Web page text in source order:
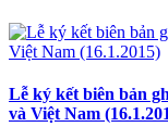
Lễ ký kết biên bản
và Việt Nam